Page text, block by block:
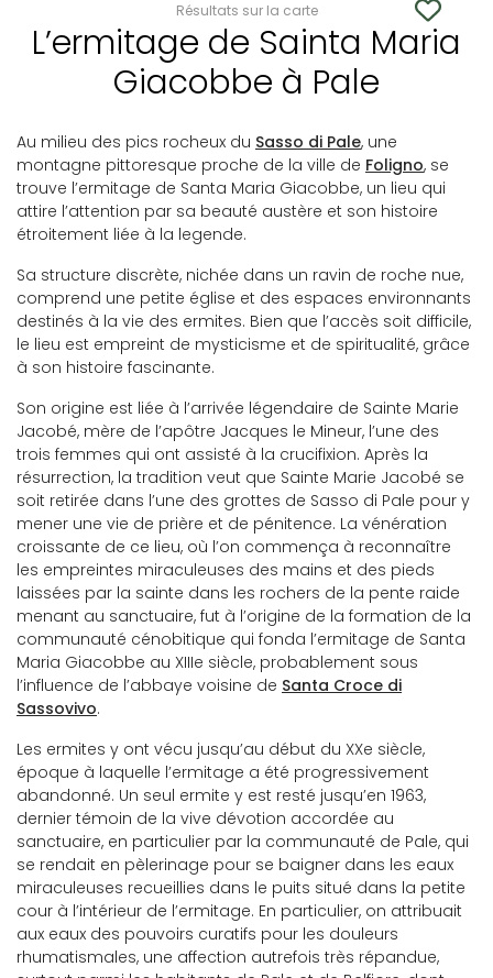
Résultats sur la carte
L’ermitage de Sainta Maria
Giacobbe à Pale
Au milieu des pics rocheux du Sasso di Pale, une
montagne pittoresque proche de la ville de Foligno, se
trouve l’ermitage de Santa Maria Giacobbe, un lieu qui
attire l’attention par sa beauté austère et son histoire
étroitement liée à la legende.
Sa structure discrète, nichée dans un ravin de roche nue,
comprend une petite église et des espaces environnants
destinés à la vie des ermites. Bien que l’accès soit difficile,
le lieu est empreint de mysticisme et de spiritualité, grâce
à son histoire fascinante.
Son origine est liée à l’arrivée légendaire de Sainte Marie
Jacobé, mère de l’apôtre Jacques le Mineur, l’une des
trois femmes qui ont assisté à la crucifixion. Après la
résurrection, la tradition veut que Sainte Marie Jacobé se
soit retirée dans l’une des grottes de Sasso di Pale pour y
mener une vie de prière et de pénitence. La vénération
croissante de ce lieu, où l’on commença à reconnaître
les empreintes miraculeuses des mains et des pieds
laissées par la sainte dans les rochers de la pente raide
menant au sanctuaire, fut à l’origine de la formation de la
communauté cénobitique qui fonda l’ermitage de Santa
Maria Giacobbe au XIIIe siècle, probablement sous
l’influence de l’abbaye voisine de Santa Croce di
Sassovivo.
Les ermites y ont vécu jusqu’au début du XXe siècle,
époque à laquelle l’ermitage a été progressivement
abandonné. Un seul ermite y est resté jusqu’en 1963,
dernier témoin de la vive dévotion accordée au
sanctuaire, en particulier par la communauté de Pale, qui
se rendait en pèlerinage pour se baigner dans les eaux
miraculeuses recueillies dans le puits situé dans la petite
cour à l’intérieur de l’ermitage. En particulier, on attribuait
aux eaux des pouvoirs curatifs pour les douleurs
rhumatismales, une affection autrefois très répandue,